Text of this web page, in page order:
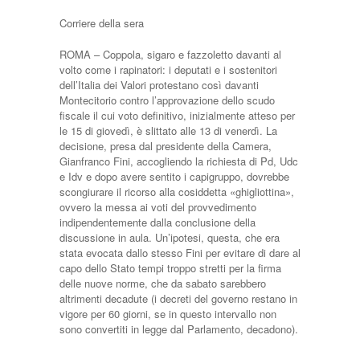
Corriere della sera
ROMA – Coppola, sigaro e fazzoletto davanti al
volto come i rapinatori: i deputati e i sostenitori
dell’Italia dei Valori protestano così davanti
Montecitorio contro l’approvazione dello scudo
fiscale il cui voto definitivo, inizialmente atteso per
le 15 di giovedì, è slittato alle 13 di venerdì. La
decisione, presa dal presidente della Camera,
Gianfranco Fini, accogliendo la richiesta di Pd, Udc
e Idv e dopo avere sentito i capigruppo, dovrebbe
scongiurare il ricorso alla cosiddetta «ghigliottina»,
ovvero la messa ai voti del provvedimento
indipendentemente dalla conclusione della
discussione in aula. Un’ipotesi, questa, che era
stata evocata dallo stesso Fini per evitare di dare al
capo dello Stato tempi troppo stretti per la firma
delle nuove norme, che da sabato sarebbero
altrimenti decadute (i decreti del governo restano in
vigore per 60 giorni, se in questo intervallo non
sono convertiti in legge dal Parlamento, decadono).